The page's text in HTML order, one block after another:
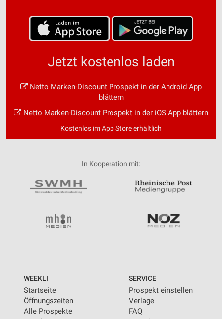
Jetzt kostenlos laden
Netto Marken-Discount Prospekt in der Android App
blättern
Netto Marken-Discount Prospekt in der iOS App blättern
Kostenlos im App Store erhältlich
In Kooperation mit:
WEEKLI
Startseite
Öffnungszeiten
Alle Prospekte
SERVICE
Prospekt einstellen
Verlage
FAQ